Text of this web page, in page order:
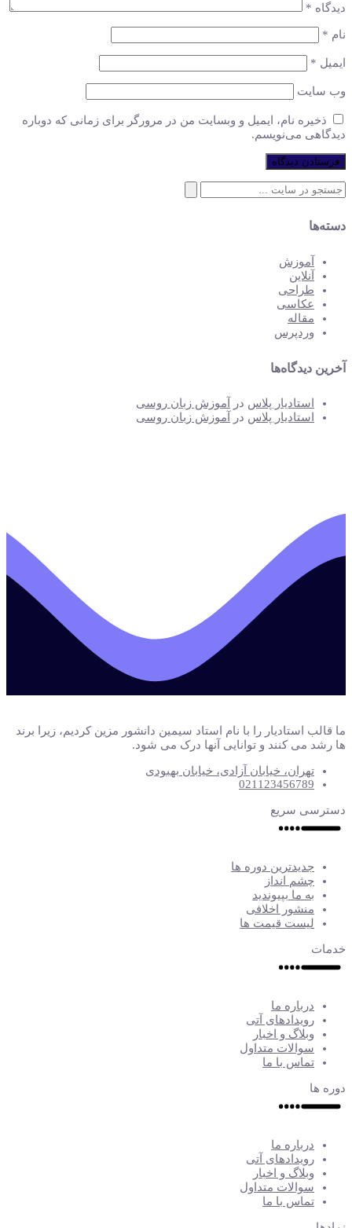
دیدگاه *
نام *
ایمیل *
وب‌ سایت
ذخیره نام، ایمیل و وبسایت من در مرورگر برای زمانی که دوباره
دیدگاهی می‌نویسم.
جستجو
برای:
دسته‌ها
آموزش
آنلاین
طراحی
عکاسی
مقاله
وردپرس
آخرین دیدگاه‌ها
استادیار پلاس در
آموزش زبان روسی
استادیار پلاس در آموزش زبان روسی
ما قالب استادیار را با نام استاد سیمین دانشور مزین کردیم، زیرا برند
ها رشد می کنند و توانایی آنها درک می شود.
تهران، خیابان آزادی، خیابان بهبودی
021123456789
دسترسی سریع
جدیدترین دوره ها
چشم انداز
به ما بپیوندید
منشور اخلافی
لیست قیمت ها
خدمات
درباره ما
رویدادهای آتی
وبلاگ و اخبار
سوالات متداول
تماس با ما
دوره ها
درباره ما
رویدادهای آتی
وبلاگ و اخبار
سوالات متداول
تماس با ما